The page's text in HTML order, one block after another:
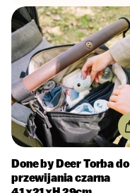
Done by DeerTorba do
przewijania czarna